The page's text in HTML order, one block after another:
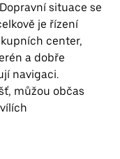
situace se
je řízení
center,
a dobře
navigaci.
můžou občas